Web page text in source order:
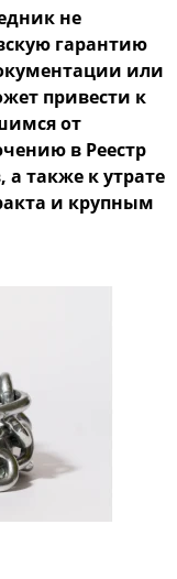
не
гарантию
или
привести к
от
в Реестр
также к утрате
и крупным